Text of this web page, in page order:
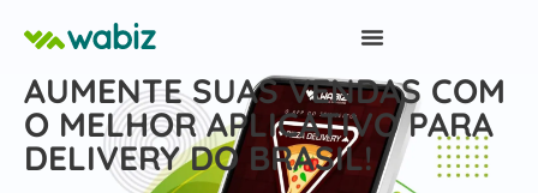
AUMENTE SUAS VENDAS COM
O MELHOR APLICATIVO PARA
DELIVERY DO BRASIL!